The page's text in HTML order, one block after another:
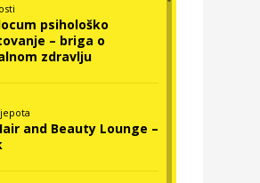
psihološko
– briga o
zdravlju
and Beauty Lounge –